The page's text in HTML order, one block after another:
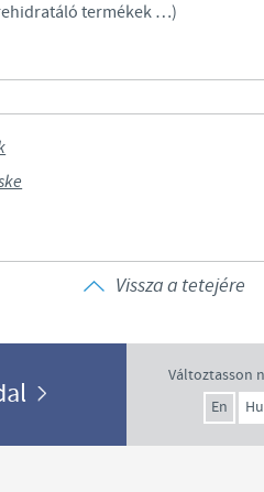
termékek …)
Vissza a tetejére
Változtasson
En
Hu